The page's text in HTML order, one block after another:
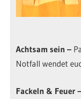
Achtsam sein –
Notfall wendet
Fackeln & Feuer